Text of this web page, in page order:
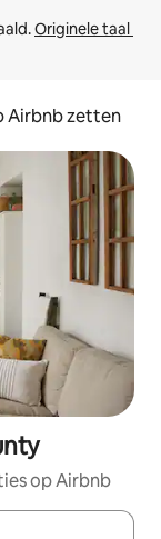
Originele taal
Airbnb zetten
op Airbnb